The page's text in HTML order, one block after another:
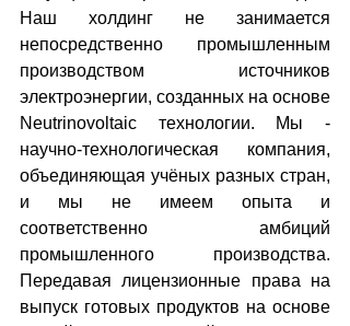
Наш холдинг не занимается
непосредственно промышленным
производством источников
электроэнергии, созданных на основе
Neutrinovoltaic технологии. Мы -
научно-технологическая компания,
объединяющая учёных разных стран,
и мы не имеем опыта и
соответственно амбиций
промышленного производства.
Передавая лицензионные права на
выпуск готовых продуктов на основе